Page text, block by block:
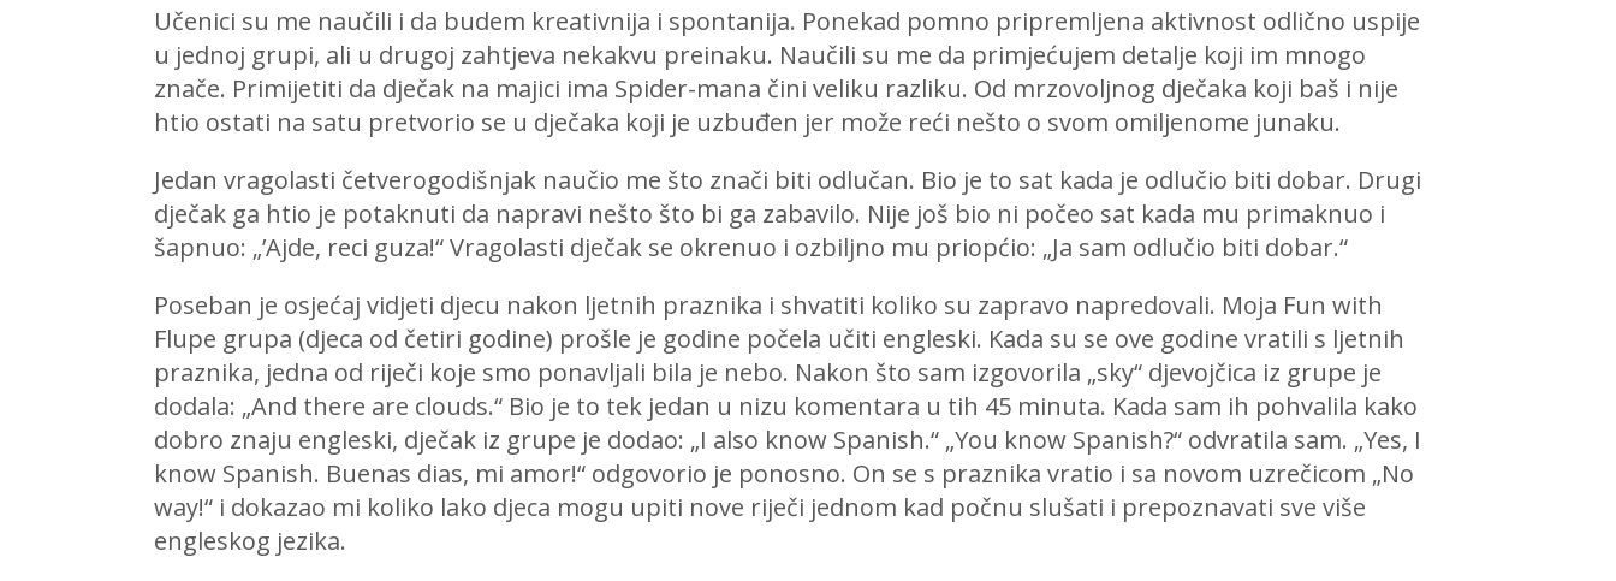
Učenici su me naučili i da budem kreativnija i spontanija. Ponekad pomno pripremljena aktivnost odlično uspije
u jednoj grupi, ali u drugoj zahtjeva nekakvu preinaku. Naučili su me da primjećujem detalje koji im mnogo
znače. Primijetiti da dječak na majici ima Spider-mana čini veliku razliku. Od mrzovoljnog dječaka koji baš i nije
htio ostati na satu pretvorio se u dječaka koji je uzbuđen jer može reći nešto o svom omiljenome junaku.
Jedan vragolasti četverogodišnjak naučio me što znači biti odlučan. Bio je to sat kada je odlučio biti dobar. Drugi
dječak ga htio je potaknuti da napravi nešto što bi ga zabavilo. Nije još bio ni počeo sat kada mu primaknuo i
šapnuo: „’Ajde, reci guza!“ Vragolasti dječak se okrenuo i ozbiljno mu priopćio: „Ja sam odlučio biti dobar.“
Poseban je osjećaj vidjeti djecu nakon ljetnih praznika i shvatiti koliko su zapravo napredovali. Moja Fun with
Flupe grupa (djeca od četiri godine) prošle je godine počela učiti engleski. Kada su se ove godine vratili s ljetnih
praznika, jedna od riječi koje smo ponavljali bila je nebo. Nakon što sam izgovorila „sky“ djevojčica iz grupe je
dodala: „And there are clouds.“ Bio je to tek jedan u nizu komentara u tih 45 minuta. Kada sam ih pohvalila kako
dobro znaju engleski, dječak iz grupe je dodao: „I also know Spanish.“ „You know Spanish?“ odvratila sam. „Yes, I
know Spanish. Buenas dias, mi amor!“ odgovorio je ponosno. On se s praznika vratio i sa novom uzrečicom „No
way!“ i dokazao mi koliko lako djeca mogu upiti nove riječi jednom kad počnu slušati i prepoznavati sve više
engleskog jezika.